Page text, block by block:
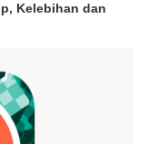
Kelebihan dan